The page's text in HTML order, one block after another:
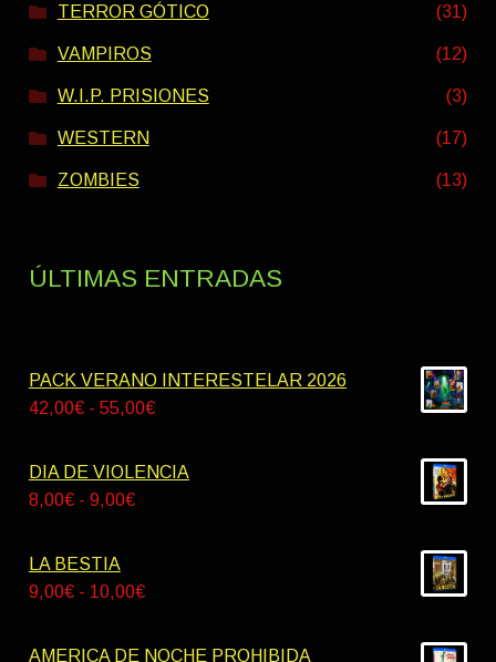
TERROR GÓTICO (31)
VAMPIROS (12)
W.I.P. PRISIONES (3)
WESTERN (17)
ZOMBIES (13)
ÚLTIMAS ENTRADAS
PACK VERANO INTERESTELAR 2026
42,00€ - 55,00€Rango
precios:
DIA DE VIOLENCIA
8,00€ - 9,00€Rango
desde
LA BESTIA
9,00€ - 10,00€Rango
precios:
AMERICA DE NOCHE PROHIBIDA